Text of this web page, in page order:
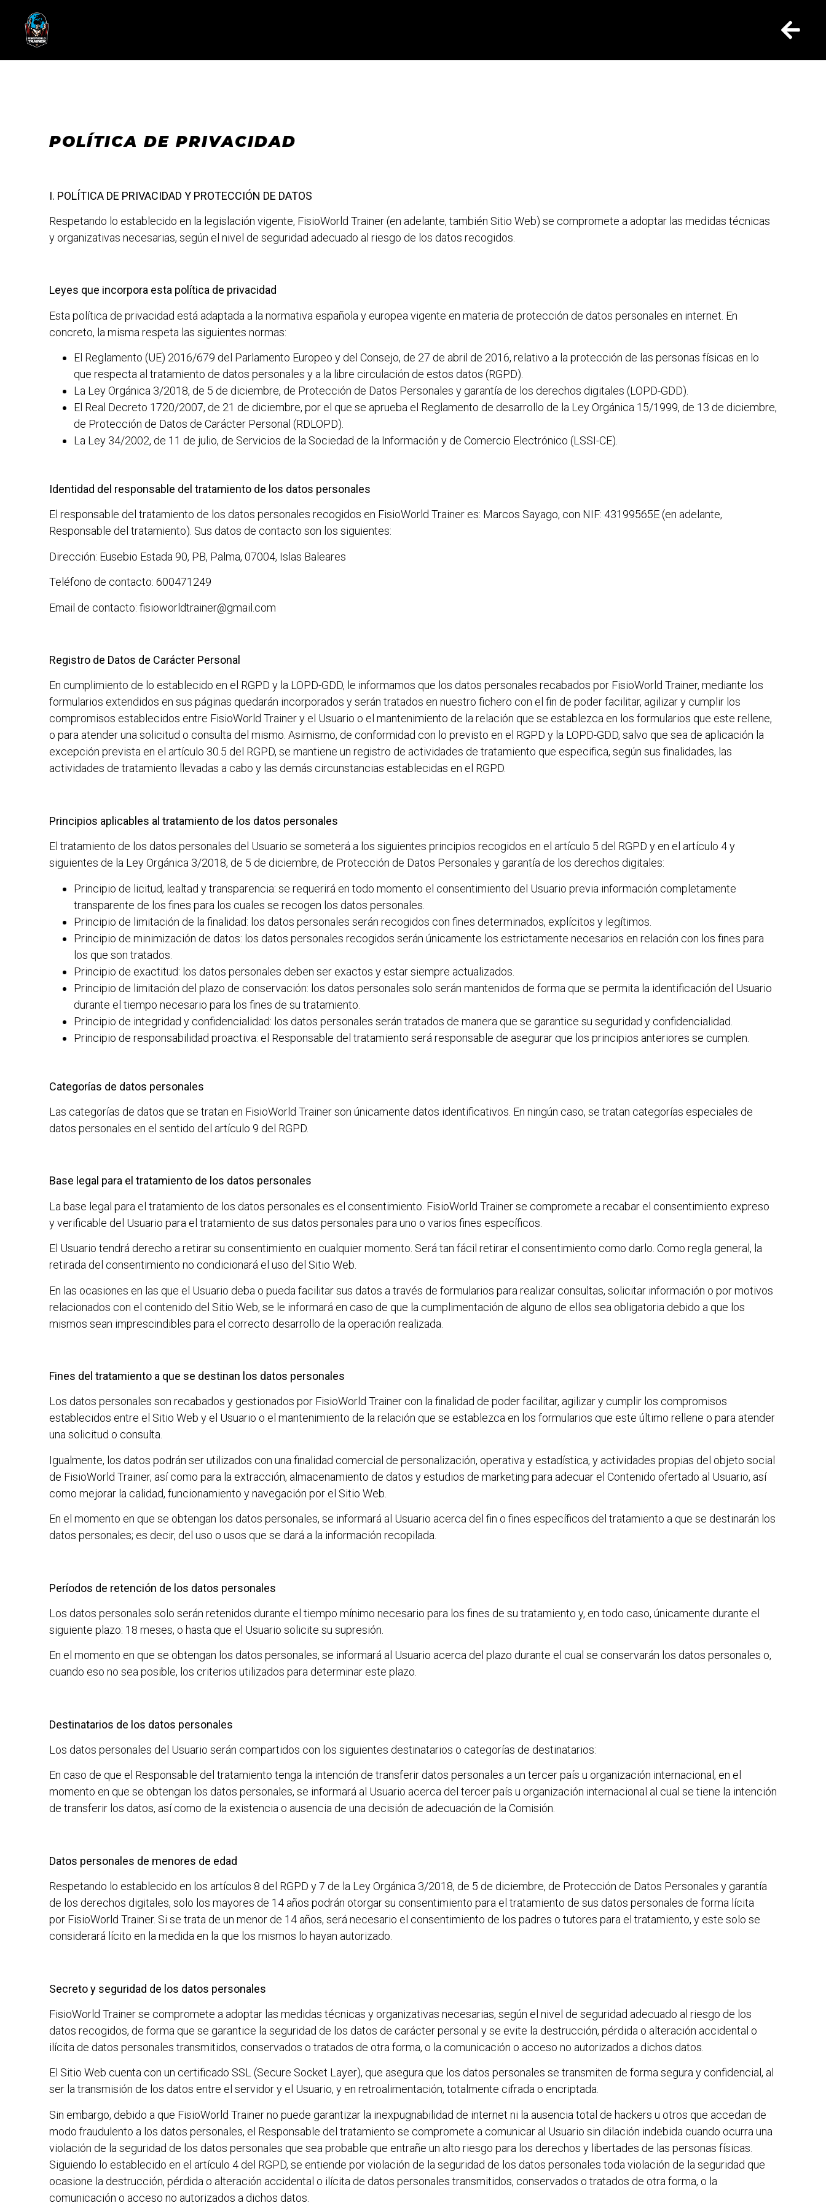
POLÍTICA DE PRIVACIDAD
I. POLÍTICA DE PRIVACIDAD Y PROTECCIÓN DE DATOS
Respetando lo establecido en la legislación vigente, FisioWorld Trainer(en adelante, también Sitio Web) se compromete a adoptar las medidas técnicas
y organizativas necesarias, según el nivel de seguridad adecuado al riesgo de los datos recogidos.
Leyes que incorpora esta política de privacidad
Esta política de privacidad está adaptada a la normativa española y europea vigente en materia de protección de datos personales en internet. En
concreto, la misma respeta las siguientes normas:
El Reglamento (UE) 2016/679 del Parlamento Europeo y del Consejo, de 27 de abril de 2016, relativo a la protección de las personas físicas en lo
que respecta al tratamiento de datos personales y a la libre circulación de estos datos (RGPD).
La Ley Orgánica 3/2018, de 5 de diciembre, de Protección de Datos Personales y garantía de los derechos digitales (LOPD-GDD).
El Real Decreto 1720/2007, de 21 de diciembre, por el que se aprueba el Reglamento de desarrollo de la Ley Orgánica 15/1999, de 13 de diciembre,
de Protección de Datos de Carácter Personal (RDLOPD).
La Ley 34/2002, de 11 de julio, de Servicios de la Sociedad de la Información y de Comercio Electrónico (LSSI-CE).
Identidad del responsable del tratamiento de los datos personales
El responsable del tratamiento de los datos personales recogidos en FisioWorld Trainer es: Marcos Sayago, con NIF: 43199565E(en adelante,
Responsable del tratamiento). Sus datos de contacto son los siguientes:
Dirección: Eusebio Estada 90, PB, Palma, 07004, Islas Baleares
Teléfono de contacto: 600471249
Email de contacto: fisioworldtrainer@gmail.com
Registro de Datos de Carácter Personal
En cumplimiento de lo establecido en el RGPD y la LOPD-GDD, le informamos que los datos personales recabados por FisioWorld Trainer, mediante los
formularios extendidos en sus páginas quedarán incorporados y serán tratados en nuestro fichero con el fin de poder facilitar, agilizar y cumplir los
compromisos establecidos entre FisioWorld Trainery el Usuario o el mantenimiento de la relación que se establezca en los formularios que este rellene,
o para atender una solicitud o consulta del mismo. Asimismo, de conformidad con lo previsto en el RGPD y la LOPD-GDD, salvo que sea de aplicación la
excepción prevista en el artículo 30.5 del RGPD, se mantiene un registro de actividades de tratamiento que especifica, según sus finalidades, las
actividades de tratamiento llevadas a cabo y las demás circunstancias establecidas en el RGPD.
Principios aplicables al tratamiento de los datos personales
El tratamiento de los datos personales del Usuario se someterá a los siguientes principios recogidos en el artículo 5 del RGPD y en el artículo 4 y
siguientes de la Ley Orgánica 3/2018, de 5 de diciembre, de Protección de Datos Personales y garantía de los derechos digitales:
Principio de licitud, lealtad y transparencia: se requerirá en todo momento el consentimiento del Usuario previa información completamente
transparente de los fines para los cuales se recogen los datos personales.
Principio de limitación de la finalidad: los datos personales serán recogidos con fines determinados, explícitos y legítimos.
Principio de minimización de datos: los datos personales recogidos serán únicamente los estrictamente necesarios en relación con los fines para
los que son tratados.
Principio de exactitud: los datos personales deben ser exactos y estar siempre actualizados.
Principio de limitación del plazo de conservación: los datos personales solo serán mantenidos de forma que se permita la identificación del Usuario
durante el tiempo necesario para los fines de su tratamiento.
Principio de integridad y confidencialidad: los datos personales serán tratados de manera que se garantice su seguridad y confidencialidad.
Principio de responsabilidad proactiva: el Responsable del tratamiento será responsable de asegurar que los principios anteriores se cumplen.
Categorías de datos personales
Las categorías de datos que se tratan en FisioWorld Trainerson únicamente datos identificativos. En ningún caso, se tratan categorías especiales de
datos personales en el sentido del artículo 9 del RGPD.
Base legal para el tratamiento de los datos personales
La base legal para el tratamiento de los datos personales es el consentimiento. FisioWorld Trainerse compromete a recabar el consentimiento expreso
y verificable del Usuario para el tratamiento de sus datos personales para uno o varios fines específicos.
El Usuario tendrá derecho a retirar su consentimiento en cualquier momento. Será tan fácil retirar el consentimiento como darlo. Como regla general, la
retirada del consentimiento no condicionará el uso del Sitio Web.
En las ocasiones en las que el Usuario deba o pueda facilitar sus datos a través de formularios para realizar consultas, solicitar información o por motivos
relacionados con el contenido del Sitio Web, se le informará en caso de que la cumplimentación de alguno de ellos sea obligatoria debido a que los
mismos sean imprescindibles para el correcto desarrollo de la operación realizada.
Fines del tratamiento a que se destinan los datos personales
Los datos personales son recabados y gestionados por FisioWorld Trainer con la finalidad de poder facilitar, agilizar y cumplir los compromisos
establecidos entre el Sitio Web y el Usuario o el mantenimiento de la relación que se establezca en los formularios que este último rellene o para atender
una solicitud o consulta.
Igualmente, los datos podrán ser utilizados con una finalidad comercial de personalización, operativa y estadística, y actividades propias del objeto social
de FisioWorld Trainer, así como para la extracción, almacenamiento de datos y estudios de marketing para adecuar el Contenido ofertado al Usuario, así
como mejorar la calidad, funcionamiento y navegación por el Sitio Web.
En el momento en que se obtengan los datos personales, se informará al Usuario acerca del fin o fines específicos del tratamiento a que se destinarán los
datos personales; es decir, del uso o usos que se dará a la información recopilada.
Períodos de retención de los datos personales
Los datos personales solo serán retenidos durante el tiempo mínimo necesario para los fines de su tratamiento y, en todo caso, únicamente durante el
siguiente plazo: 18 meses, o hasta que el Usuario solicite su supresión.
En el momento en que se obtengan los datos personales, se informará al Usuario acerca del plazo durante el cual se conservarán los datos personales o,
cuando eso no sea posible, los criterios utilizados para determinar este plazo.
Destinatarios de los datos personales
Los datos personales del Usuario serán compartidos con los siguientes destinatarios o categorías de destinatarios:
En caso de que el Responsable del tratamiento tenga la intención de transferir datos personales a un tercer país u organización internacional, en el
momento en que se obtengan los datos personales, se informará al Usuario acerca del tercer país u organización internacional al cual se tiene la intención
de transferir los datos, así como de la existencia o ausencia de una decisión de adecuación de la Comisión.
Datos personales de menores de edad
Respetando lo establecido en los artículos 8 del RGPD y 7 de la Ley Orgánica 3/2018, de 5 de diciembre, de Protección de Datos Personales y garantía
de los derechos digitales, solo los mayores de 14 años podrán otorgar su consentimiento para el tratamiento de sus datos personales de forma lícita
por FisioWorld Trainer. Si se trata de un menor de 14 años, será necesario el consentimiento de los padres o tutores para el tratamiento, y este solo se
considerará lícito en la medida en la que los mismos lo hayan autorizado.
Secreto y seguridad de los datos personales
FisioWorld Trainerse compromete a adoptar las medidas técnicas y organizativas necesarias, según el nivel de seguridad adecuado al riesgo de los
datos recogidos, de forma que se garantice la seguridad de los datos de carácter personal y se evite la destrucción, pérdida o alteración accidental o
ilícita de datos personales transmitidos, conservados o tratados de otra forma, o la comunicación o acceso no autorizados a dichos datos.
El Sitio Web cuenta con un certificado SSL (Secure Socket Layer), que asegura que los datos personales se transmiten de forma segura y confidencial, al
ser la transmisión de los datos entre el servidor y el Usuario, y en retroalimentación, totalmente cifrada o encriptada.
Sin embargo, debido a que FisioWorld Trainerno puede garantizar la inexpugnabilidad de internet ni la ausencia total de hackers u otros que accedan de
modo fraudulento a los datos personales, el Responsable del tratamiento se compromete a comunicar al Usuario sin dilación indebida cuando ocurra una
violación de la seguridad de los datos personales que sea probable que entrañe un alto riesgo para los derechos y libertades de las personas físicas.
Siguiendo lo establecido en el artículo 4 del RGPD, se entiende por violación de la seguridad de los datos personales toda violación de la seguridad que
ocasione la destrucción, pérdida o alteración accidental o ilícita de datos personales transmitidos, conservados o tratados de otra forma, o la
comunicación o acceso no autorizados a dichos datos.